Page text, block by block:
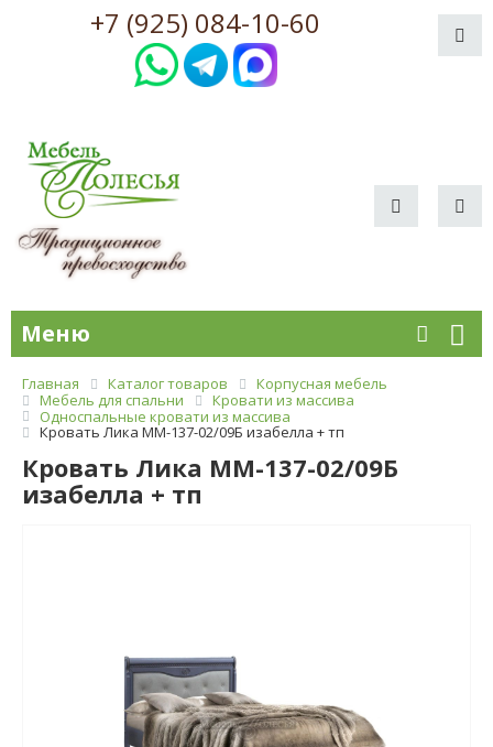
+7 (925) 084-10-60
Меню
Главная Каталог товаров
Корпусная мебель
Мебель для спальни
Кровати из массива
Односпальные кровати из массива
Кровать Лика ММ-137-02/09Б изабелла + тп
Кровать Лика ММ-137-02/09Б
изабелла + тп